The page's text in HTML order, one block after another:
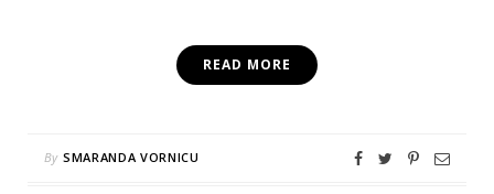
READ MORE
By SMARANDA VORNICU